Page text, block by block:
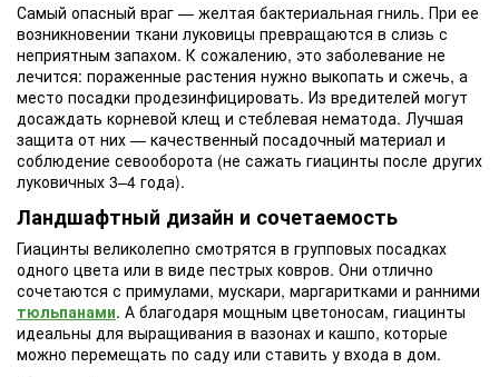
Самый опасный враг — желтая бактериальная гниль. При ее
возникновении ткани луковицы превращаются в слизь с
неприятным запахом. К сожалению, это заболевание не
лечится: пораженные растения нужно выкопать и сжечь, а
место посадки продезинфицировать. Из вредителей могут
досаждать корневой клещ и стеблевая нематода. Лучшая
защита от них — качественный посадочный материал и
соблюдение севооборота (не сажать гиацинты после других
луковичных 3–4 года).
Ландшафтный дизайн и сочетаемость
Гиацинты великолепно смотрятся в групповых посадках
одного цвета или в виде пестрых ковров. Они отлично
сочетаются с примулами, мускари, маргаритками и ранними
тюльпанами. А благодаря мощным цветоносам, гиацинты
идеальны для выращивания в вазонах и кашпо, которые
можно перемещать по саду или ставить у входа в дом.